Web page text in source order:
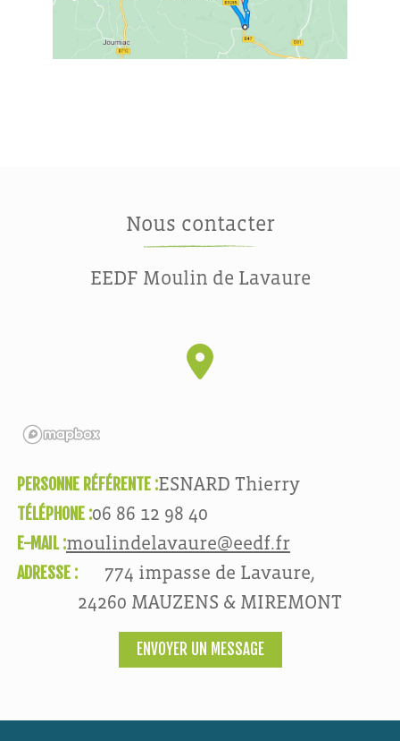
Nous contacter
EEDF Moulin de Lavaure
PERSONNE RÉFÉRENTE :ESNARD Thierry
TÉLÉPHONE :06 86 12 98 40
E-MAIL :moulindelavaure@eedf.fr
ADRESSE :
774 impasse de Lavaure,
24260 MAUZENS & MIREMONT
ENVOYER UN MESSAGE